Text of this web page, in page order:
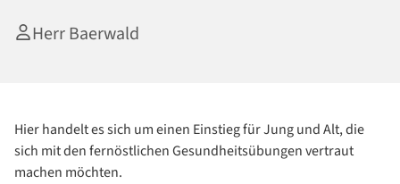
Herr Baerwald
Hier handelt es sich um einen Einstieg für Jung und Alt, die
sich mit den fernöstlichen Gesundheitsübungen vertraut
machen möchten.